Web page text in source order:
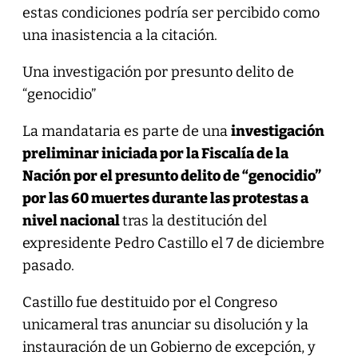
estas condiciones podría ser percibido como
una inasistencia a la citación.
Una investigación por presunto delito de
“genocidio”
La mandataria es parte de unainvestigación
preliminar iniciada por la Fiscalía de la
Nación por el presunto delito de “genocidio”
por las 60 muertes durante las protestas a
nivel nacionaltras la destitución del
expresidente Pedro Castillo el 7 de diciembre
pasado.
Castillo fue destituido por el Congreso
unicameral tras anunciar su disolución y la
instauración de un Gobierno de excepción, y